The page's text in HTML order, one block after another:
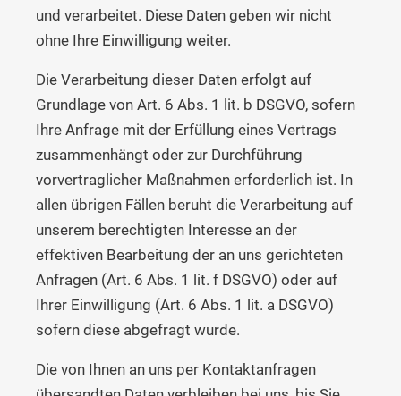
und verarbeitet. Diese Daten geben wir nicht
ohne Ihre Einwilligung weiter.
Die Verarbeitung dieser Daten erfolgt auf
Grundlage von Art. 6 Abs. 1 lit. b DSGVO, sofern
Ihre Anfrage mit der Erfüllung eines Vertrags
zusammenhängt oder zur Durchführung
vorvertraglicher Maßnahmen erforderlich ist. In
allen übrigen Fällen beruht die Verarbeitung auf
unserem berechtigten Interesse an der
effektiven Bearbeitung der an uns gerichteten
Anfragen (Art. 6 Abs. 1 lit. f DSGVO) oder auf
Ihrer Einwilligung (Art. 6 Abs. 1 lit. a DSGVO)
sofern diese abgefragt wurde.
Die von Ihnen an uns per Kontaktanfragen